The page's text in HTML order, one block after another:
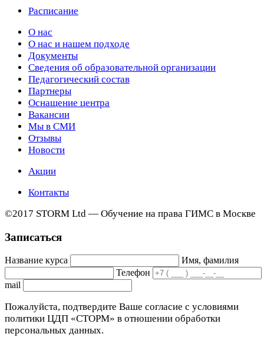
Расписание
О нас
О нас и нашем подходе
Документы
Сведения об образовательной организации
Педагогический состав
Партнеры
Оснащение центра
Вакансии
Мы в СМИ
Отзывы
Новости
Акции
Контакты
©2017 STORM Ltd — Обучение на права ГИМС в Москве
Записаться
Название курса
Имя, фамилия
Телефон
mail
Пожалуйста, подтвердите Ваше согласие с условиями
политики ЦДП «СТОРМ» в отношении обработки
персональных данных.